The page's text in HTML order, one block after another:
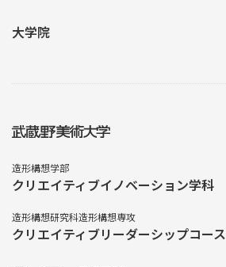
大学院
造形構想学部
クリエイティブイノベーション学科
造形構想研究科造形構想専攻
クリエイティブリーダーシップコース